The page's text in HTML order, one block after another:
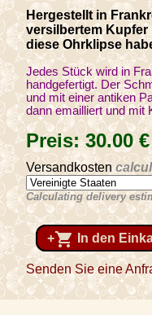
Hergestellt in
versilbertem Kupfer
diese Ohrklipse
Jedes Stück wird in
handgefertigt. Der
und mit einer antiken
dann emailliert und mit
Preis:30.00€
Versandkosten
Calculating delivery
+shopping_cart In den
Senden Sie eine